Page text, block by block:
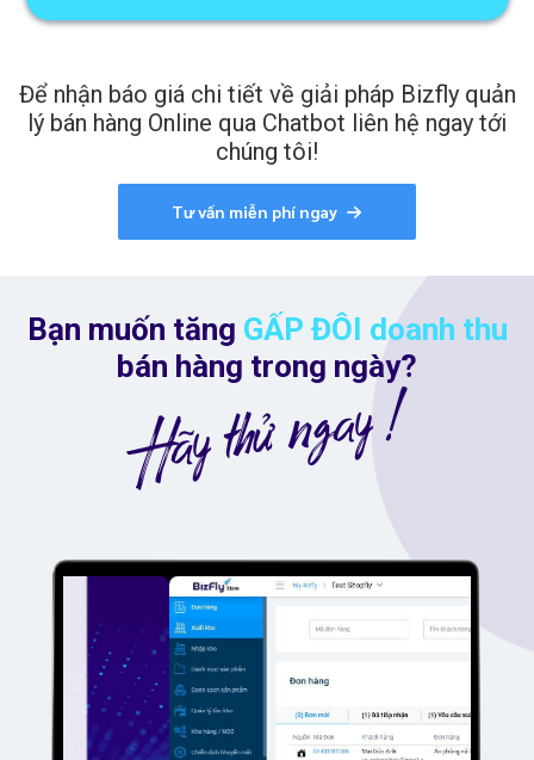
Để nhận báo giá chi tiết về giải pháp Bizfly quản
lý bán hàng Online qua Chatbot liên hệ ngay tới
chúng tôi!
Tư vấn miễn phí ngay
Bạn muốn tăng GẤP ĐÔI doanh thu
bán hàng trong ngày?